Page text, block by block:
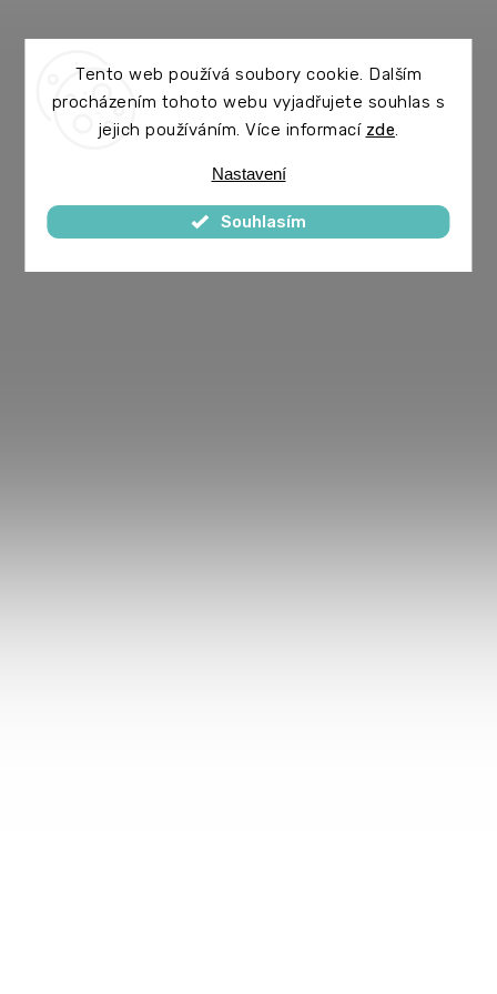
Tento web používá soubory cookie. Dalším
procházením tohoto webu vyjadřujete souhlas s
jejich používáním. Více informací zde
Nastavení
Souhlasím